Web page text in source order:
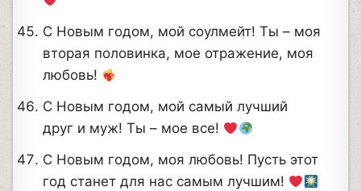
С Новым годом, мой соулмейт! Ты – моя
вторая половинка, мое отражение, моя
любовь!
С Новым годом, мой самый лучший
друг и муж! Ты – мое все!
С Новым годом, моя любовь! Пусть этот
год станет для нас самым лучшим!